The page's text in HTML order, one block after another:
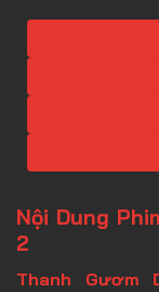
Nội Dung
2
Thanh Gươm